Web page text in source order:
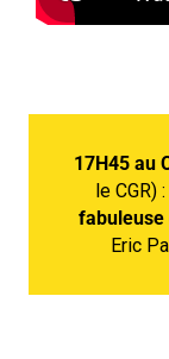
17H45 au
le
fabuleuse
Eric